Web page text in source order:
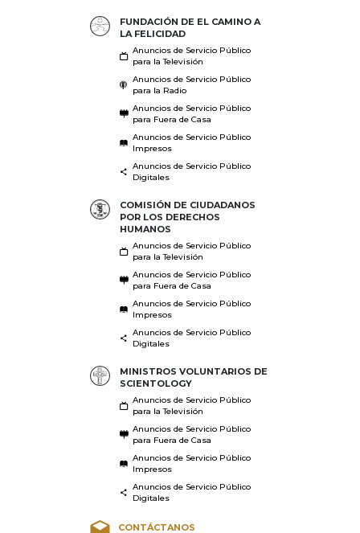
FUNDACIÓN DE EL CAMINO A
LA FELICIDAD
Anuncios de Servicio Público
para la Televisión
Anuncios de Servicio Público
para la Radio
Anuncios de Servicio Público
para Fuera de Casa
Anuncios de Servicio Público
Impresos
Anuncios de Servicio Público
Digitales
COMISIÓN DE CIUDADANOS
POR LOS DERECHOS
HUMANOS
Anuncios de Servicio Público
para la Televisión
Anuncios de Servicio Público
para Fuera de Casa
Anuncios de Servicio Público
Impresos
Anuncios de Servicio Público
Digitales
MINISTROS VOLUNTARIOS DE
SCIENTOLOGY
Anuncios de Servicio Público
para la Televisión
Anuncios de Servicio Público
para Fuera de Casa
Anuncios de Servicio Público
Impresos
Anuncios de Servicio Público
Digitales
CONTÁCTANOS